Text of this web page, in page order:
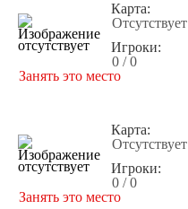
Карта:
Отсутствует
Игроки:
0 / 0
Занять это место
Карта:
Отсутствует
Игроки:
0 / 0
Занять это место